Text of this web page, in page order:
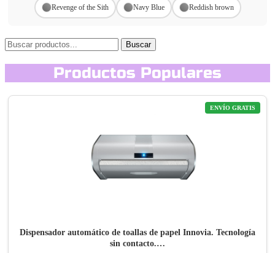
Revenge of the Sith Navy Blue Reddish brown
Buscar
Productos Populares
ENVÍO GRATIS
Dispensador automático de toallas de papel Innovia. Tecnología
sin contacto.…